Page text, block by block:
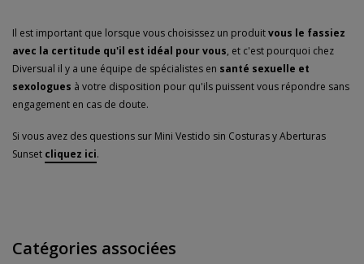
Il est important que lorsque vous choisissez un produitvous le fassiez
avec la certitude qu'il est idéal pour vous, et c'est pourquoi chez
Diversual il y a une équipe de spécialistes en santé sexuelle et
sexologues à votre disposition pour qu'ils puissent vous répondre sans
engagement en cas de doute.
Si vous avez des questions sur Mini Vestido sin Costuras y Aberturas
Sunset cliquez ici.
Catégories associées